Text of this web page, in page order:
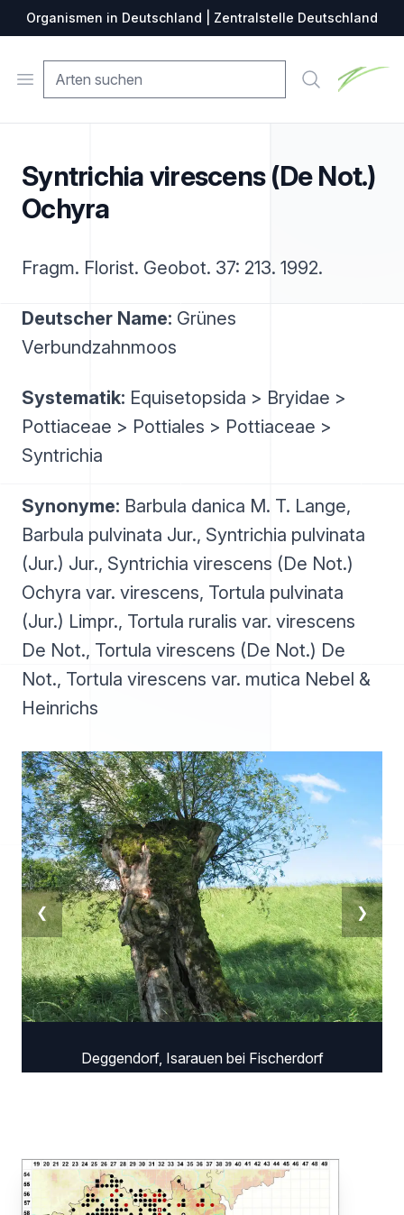
Organismen in Deutschland | Zentralstelle Deutschland
Open menu Suche
Syntrichia virescens (De Not.)
Ochyra
Fragm. Florist. Geobot. 37: 213. 1992.
Deutscher Name: Grünes
Verbundzahnmoos
Systematik: Equisetopsida > Bryidae >
Pottiaceae > Pottiales > Pottiaceae >
Syntrichia
Synonyme: Barbula danica M. T. Lange,
Barbula pulvinata Jur., Syntrichia pulvinata
(Jur.) Jur., Syntrichia virescens (De Not.)
Ochyra var. virescens, Tortula pulvinata
(Jur.) Limpr., Tortula ruralis var. virescens
De Not., Tortula virescens (De Not.) De
Not., Tortula virescens var. mutica Nebel &
Heinrichs
Deggendorf, Isarauen bei Fischerdorf
❮ ❯